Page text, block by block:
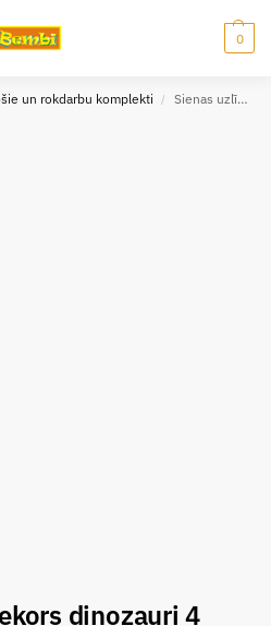
0
un rokdarbu komplekti / Sienas uzlīmes dekors dinozauri 4 gab.
dinozauri 4